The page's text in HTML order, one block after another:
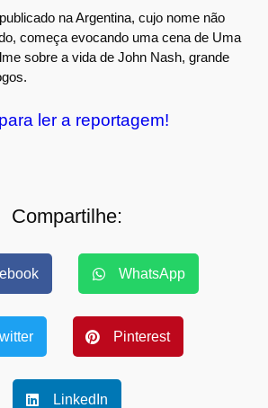
na Argentina, cujo nome não
começa evocando uma cena de Uma
sobre a vida de John Nash, grande
ler a reportagem!
Compartilhe:
WhatsApp
Pinterest
LinkedIn